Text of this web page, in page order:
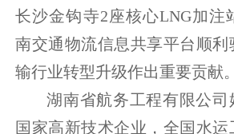
长沙金钩寺2座核心LNG加注
南交通物流信息共享平台顺利
输行业转型升级作出重要贡献。
湖南省航务工程有限公司
国家高新技术企业，全国水